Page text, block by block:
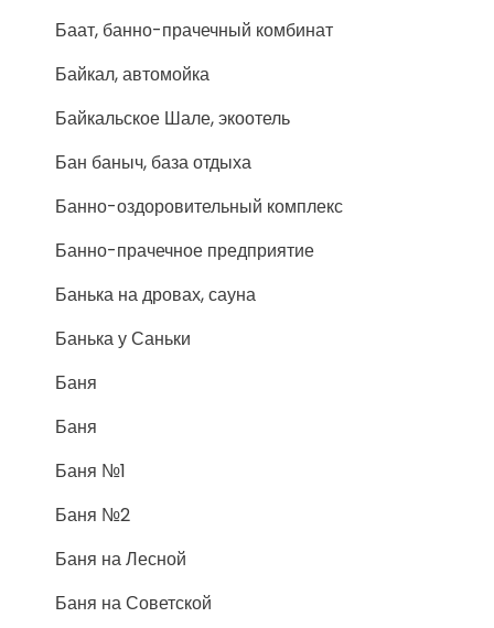
Баат, банно-прачечный комбинат
Байкал, автомойка
Байкальское Шале, экоотель
Бан баныч, база отдыха
Банно-оздоровительный комплекс
Банно-прачечное предприятие
Банька на дровах, сауна
Банька у Саньки
Баня
Баня
Баня №1
Баня №2
Баня на Лесной
Баня на Советской